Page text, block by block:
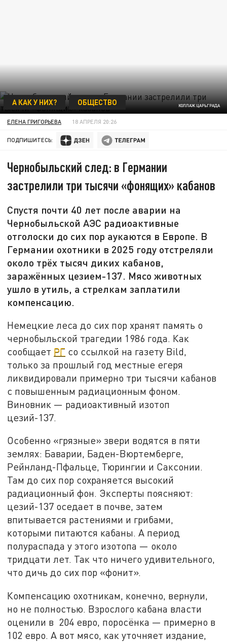
КОЛЛАЖ ЦАРЬГРАДА
А КАК У НИХ? ОБЩЕСТВО
ЕЛЕНА ГРИГОРЬЕВА 18 АПРЕЛЯ 20:26
ПОДПИШИТЕСЬ:
Чернобыльский след: в Германии
застрелили три тысячи «фонящих» кабанов
Спустя почти 40 лет после аварии на
Чернобыльской АЭС радиоактивные
отголоски до сих пор аукаются в Европе. В
Германии охотники в 2025 году отстреляли
около трёх тысяч диких кабанов,
заражённых цезием-137. Мясо животных
ушло в утиль, а стрелкам заплатили
компенсацию.
Немецкие леса до сих пор хранят память о
чернобыльской трагедии 1986 года. Как
сообщает РГ со ссылкой на газету Bild,
только за прошлый год местные егеря
ликвидировали примерно три тысячи кабанов
с повышенным радиационным фоном.
Виновник — радиоактивный изотоп
цезий-137.
Особенно «грязные» звери водятся в пяти
землях: Баварии, Баден-Вюртемберге,
Рейнланд-Пфальце, Тюрингии и Саксонии.
Там до сих пор сохраняется высокий
радиационный фон. Эксперты поясняют:
цезий-137 оседает в почве, затем
впитывается растениями и грибами,
которыми питаются кабаны. А период
полураспада у этого изотопа — около
тридцати лет. Так что ничего удивительного,
что дичь до сих пор «фонит».
Компенсацию охотникам, конечно, вернули,
но не полностью. Взрослого кабана власти
оценили в 204 евро, поросёнка — примерно в
102 евро. А вот мясо, как уточняет издание,